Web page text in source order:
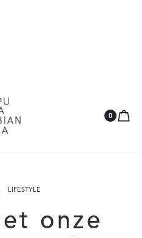
0
LIFESTYLE
onze